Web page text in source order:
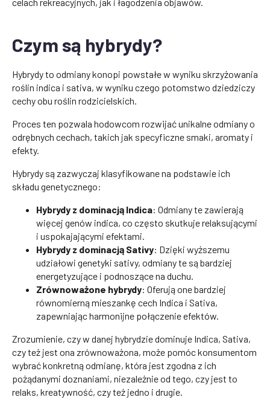
Czym są hybrydy?
Hybrydy to odmiany konopi powstałe w wyniku skrzyżowania
roślin indica i sativa, w wyniku czego potomstwo dziedziczy
cechy obu roślin rodzicielskich.
Proces ten pozwala hodowcom rozwijać unikalne odmiany o
odrębnych cechach, takich jak specyficzne smaki, aromaty i
efekty.
Hybrydy są zazwyczaj klasyfikowane na podstawie ich
składu genetycznego:
Hybrydy z dominacją Indica: Odmiany te zawierają
więcej genów indica, co często skutkuje relaksującymi
i uspokajającymi efektami.
Hybrydy z dominacją Sativy: Dzięki wyższemu
udziałowi genetyki sativy, odmiany te są bardziej
energetyzujące i podnoszące na duchu.
Zrównoważone hybrydy: Oferują one bardziej
równomierną mieszankę cech Indica i Sativa,
zapewniając harmonijne połączenie efektów.
Zrozumienie, czy w danej hybrydzie dominuje Indica, Sativa,
czy też jest ona zrównoważona, może pomóc konsumentom
wybrać konkretną odmianę, która jest zgodna z ich
pożądanymi doznaniami, niezależnie od tego, czy jest to
relaks, kreatywność, czy też jedno i drugie.